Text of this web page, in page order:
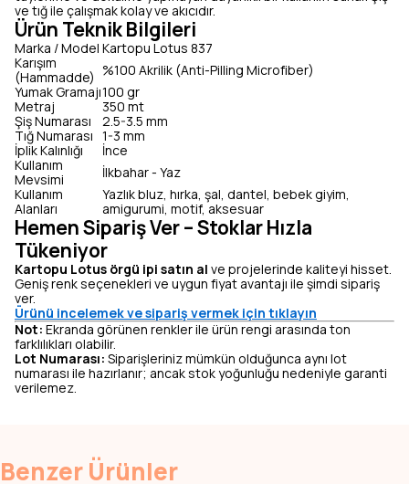
ve tığ ile çalışmak kolay ve akıcıdır.
Ürün Teknik Bilgileri
Marka / Model Kartopu Lotus 837
Karışım
(Hammadde) %100 Akrilik (Anti-Pilling Microfiber)
Yumak Gramajı100 gr
Metraj
350 mt
Şiş Numarası
2.5-3.5 mm
Tığ Numarası 1-3 mm
İplik Kalınlığı
İnce
Kullanım
Mevsimi
İlkbahar - Yaz
Kullanım
Alanları
Yazlık bluz, hırka, şal, dantel, bebek giyim,
amigurumi, motif, aksesuar
Hemen Sipariş Ver – Stoklar Hızla
Tükeniyor
Kartopu Lotus örgü ipi satın al ve projelerinde kaliteyi hisset.
Geniş renk seçenekleri ve uygun fiyat avantajı ile şimdi sipariş
ver.
Ürünü incelemek ve sipariş vermek için tıklayın
Not: Ekranda görünen renkler ile ürün rengi arasında ton
farklılıkları olabilir.
Lot Numarası: Siparişleriniz mümkün olduğunca aynı lot
numarası ile hazırlanır; ancak stok yoğunluğu nedeniyle garanti
verilemez.
Benzer Ürünler